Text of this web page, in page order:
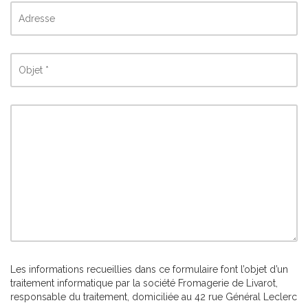
Les informations recueillies dans ce formulaire font l’objet d’un
traitement informatique par la société Fromagerie de Livarot,
responsable du traitement, domiciliée au 42 rue Général Leclerc